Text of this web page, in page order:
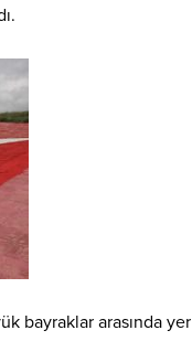
bayraklar arasında yer